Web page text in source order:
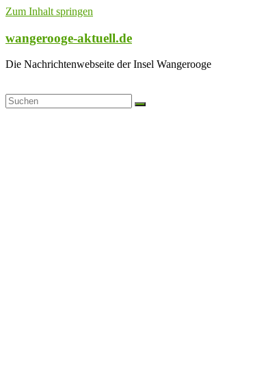
Zum Inhalt springen
wangerooge-aktuell.de
Die Nachrichtenwebseite der Insel Wangerooge